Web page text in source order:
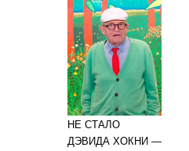
НЕ СТАЛО
ДЭВИДА ХОКНИ —